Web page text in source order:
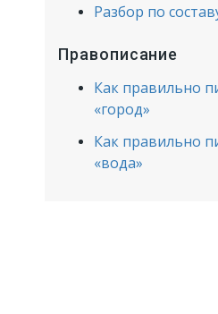
Разбор по
Правописание
Как правильно
«город»
Как правильно
«вода»